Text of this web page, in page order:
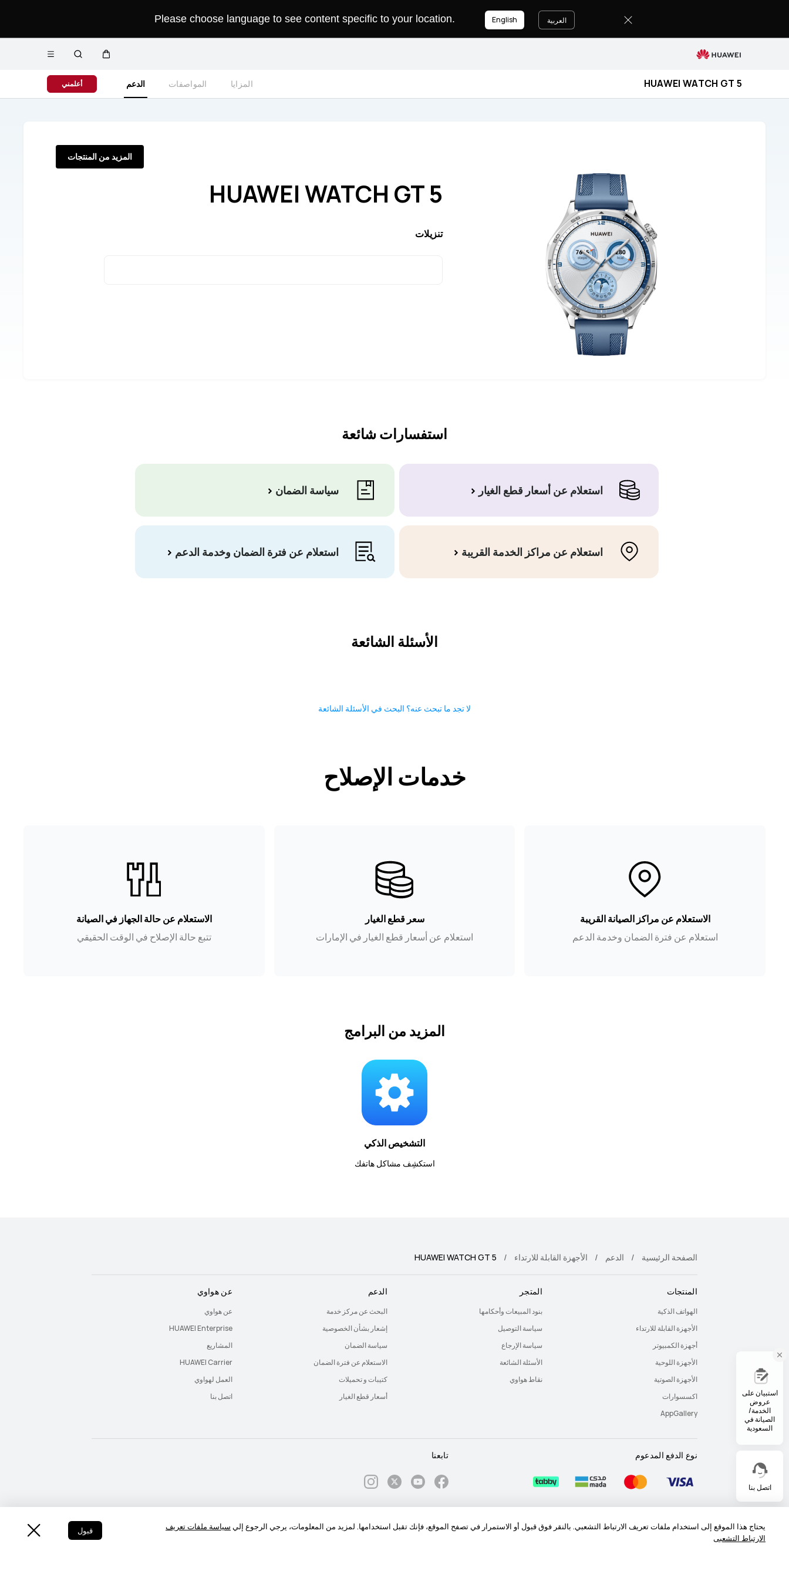
WATCH
يحتاج هذا الموقع إلى استخدام ملفات تعريف الارتباط التشعبي. بالنقر فوق قبول أو الاستمرار في تصفح الموقع، فإنك تقبل استخدامها. لمزيد من المعلومات، يرجي الرجوع إلي سياسة ملفات تعريف
الارتباط التشعبى
قبول
Please choose language to see content specific to your location. العربية English
فتح
القائمة
HUAWEI WATCH GT 5 المزايا المواصفات الدعم أعلمني
HUAWEI WATCH GT 5
تنزيلات
المزيد من المنتجات
استفسارات شائعة
استعلام عن أسعار قطع الغيار سياسة الضمان
استعلام عن مراكز الخدمة القريبة استعلام عن فترة الضمان وخدمة الدعم
الأسئلة الشائعة
لا تجد ما تبحث عنه؟ البحث في الأسئلة الشائعة
خدمات الإصلاح
الاستعلام عن مراكز الصيانة القريبة
استعلام عن فترة الضمان وخدمة الدعم
سعر قطع الغيار
استعلام عن أسعار قطع الغيار في الإمارات
الاستعلام عن حالة الجهاز في الصيانة
تتبع حالة الإصلاح في الوقت الحقيقي
المزيد من البرامج
التشخيص الذكي
استكشِف مشاكل هاتفك
اتصل بنا
الصفحة الرئيسية الدعم الأجهزة القابلة للارتداء HUAWEI WATCH GT 5
المنتجات
الهواتف الذكية
الأجهزة القابلة للارتداء
أجهزة الكمبيوتر
الأجهزة اللوحية
الأجهزة الصوتية
اكسسوارات
AppGallery
المتجر
بنود المبيعات وأحكامها
سياسة التوصيل
سياسة الإرجاع
الأسئلة الشائعة
نقاط هواوي
الدعم
البحث عن مركز خدمة
إشعار بشأن الخصوصية
سياسة الضمان
الاستعلام عن فترة الضمان
كتيبات و تحميلات
أسعار قطع الغيار
عن هواوي
عن هواوي
HUAWEI Enterprise
المشاريع
HUAWEI Carrier
العمل لهواوي
اتصل بنا
نوع الدفع المدعوم تابعنا
خريطة الموقع شروط الاستخدام بيان الخصوصية الكوكيز سياسة رسائل الإشعارات Saudi Arabia - اللغة العربية Saudi Arabia - English
استبيان على
عروض
الخدمة/
الصيانة في
السعودية